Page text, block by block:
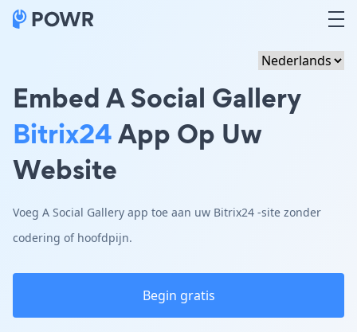
Embed A Social Gallery
Bitrix24App Op Uw
Website
Voeg A Social Gallery app toe aan uw Bitrix24 -site zonder
codering of hoofdpijn.
Begin gratis